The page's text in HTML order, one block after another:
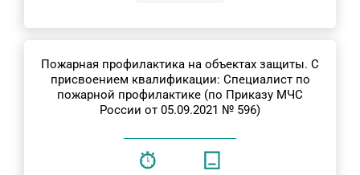
Пожарная профилактика на объектах защиты. С
присвоением квалификации: Специалист по
пожарной профилактике (по Приказу МЧС
России от 05.09.2021 № 596)